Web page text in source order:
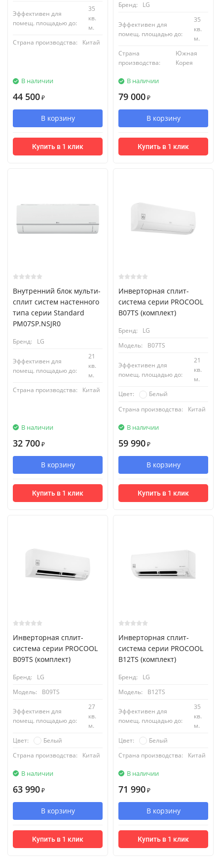
Эффективен для
помещ. площадью до:
35
кв.
м.
Страна производства:
Китай
В наличии
44 500 ₽
В корзину
Купить в 1 клик
Бренд: LG
Эффективен для
помещ. площадью до:
35
кв.
м.
Страна
производства:
Южная
Корея
В наличии
79 000 ₽
В корзину
Купить в 1 клик
Внутренний блок мульти-
сплит систем настенного
типа серии Standard
PM07SP.NSJR0
Бренд: LG
Эффективен для
помещ. площадью до:
21
кв.
м.
Страна производства:
Китай
В наличии
32 700 ₽
В корзину
Купить в 1 клик
Инверторная сплит-
система серии PROCOOL
B07TS (комплект)
Бренд:
LG
Модель:
B07TS
Эффективен для
помещ. площадью до:
21
кв.
м.
Цвет:
Белый
Страна производства:
Китай
В наличии
59 990 ₽
В корзину
Купить в 1 клик
Инверторная сплит-
система серии PROCOOL
B09TS (комплект)
Бренд:
LG
Модель:
B09TS
Эффективен для
помещ. площадью до:
27
кв.
м.
Цвет:
Белый
Страна производства:
Китай
В наличии
63 990 ₽
В корзину
Купить в 1 клик
Инверторная сплит-
система серии PROCOOL
B12TS (комплект)
Бренд:
LG
Модель:
B12TS
Эффективен для
помещ. площадью до:
35
кв.
м.
Цвет:
Белый
Страна производства:
Китай
В наличии
71 990 ₽
В корзину
Купить в 1 клик